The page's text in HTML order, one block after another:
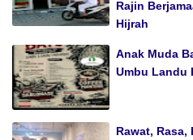
Rajin
Hijrah
Anak Muda
Umbu Landu
Rawat, Rasa,